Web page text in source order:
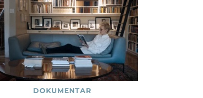
DOKUMENTAR